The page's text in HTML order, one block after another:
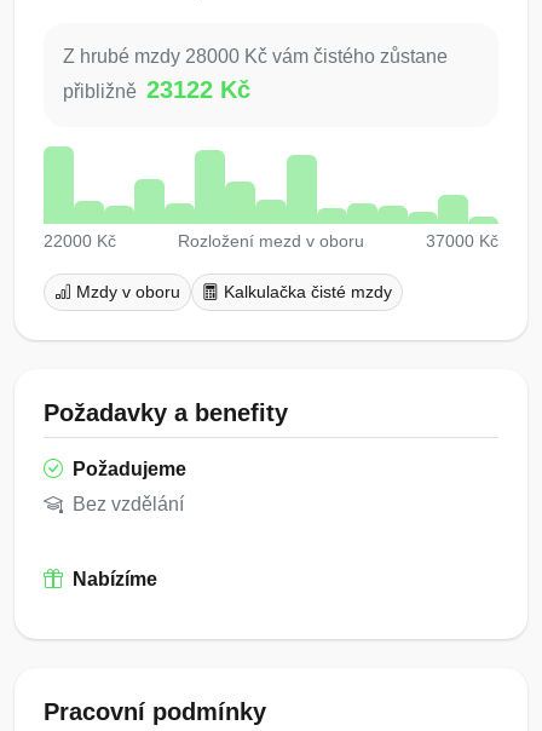
Z hrubé mzdy 28000 Kč vám čistého zůstane
přibližně 23122 Kč
22000 Kč Rozložení mezd v oboru 37000 Kč
Mzdy v oboru Kalkulačka čisté mzdy
Požadavky a benefity
Požadujeme
Bez vzdělání
Nabízíme
Pracovní podmínky